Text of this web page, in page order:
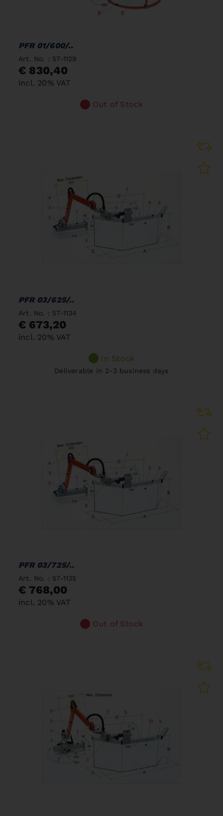
PFR 01/600/..
Art. No. : 57-1129
€ 830,40
incl. 20% VAT
Out of Stock
PFR 03/625/..
Art. No. : 57-1134
€ 673,20
incl. 20% VAT
In Stock
Deliverable in 2-3 business days
PFR 03/725/..
Art. No. : 57-1135
€ 768,00
incl. 20% VAT
Out of Stock